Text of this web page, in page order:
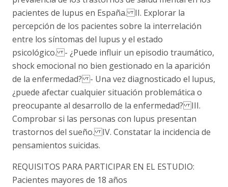
pacientes de lupus en España. II. Explorar la
percepción de los pacientes sobre la interrelación
entre los síntomas del lupus y el estado
psicológico. - ¿Puede influir un episodio traumático,
shock emocional no bien gestionado en la aparición
de la enfermedad? - Una vez diagnosticado el lupus,
¿puede afectar cualquier situación problemática o
preocupante al desarrollo de la enfermedad? III.
Comprobar si las personas con lupus presentan
trastornos del sueño. IV. Constatar la incidencia de
pensamientos suicidas.
REQUISITOS PARA PARTICIPAR EN EL ESTUDIO:
Pacientes mayores de 18 años